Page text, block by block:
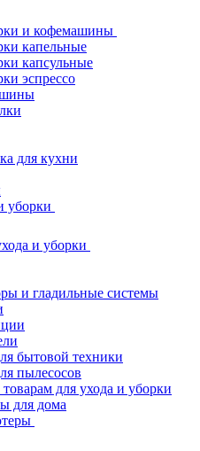
и кофемашины
капельные
капсульные
эспрессо
для кухни
уборки
и уборки
и гладильные системы
бытовой техники
пылесосов
для ухода и уборки
для дома